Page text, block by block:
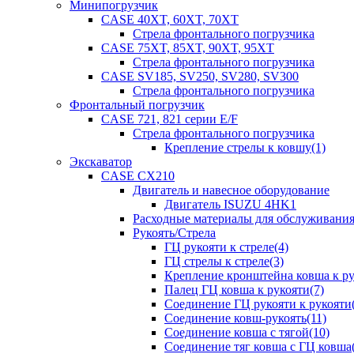
Минипогрузчик
CASE 40XT, 60XT, 70XT
Стрела фронтального погрузчика
CASE 75XT, 85XT, 90XT, 95XT
Стрела фронтального погрузчика
CASE SV185, SV250, SV280, SV300
Стрела фронтального погрузчика
Фронтальный погрузчик
CASE 721, 821 серии E/F
Стрела фронтального погрузчика
Крепление стрелы к ковшу(1)
Экскаватор
CASE CX210
Двигатель и навесное оборудование
Двигатель ISUZU 4HK1
Расходные материалы для обслуживания
Рукоять/Стрела
ГЦ рукояти к стреле(4)
ГЦ стрелы к стреле(3)
Крепление кронштейна ковша к
Палец ГЦ ковша к рукояти(7)
Соединение ГЦ рукояти к
Соединение ковш-рукоять(11)
Соединение ковша с тягой(10)
Соединение тяг ковша с ГЦ